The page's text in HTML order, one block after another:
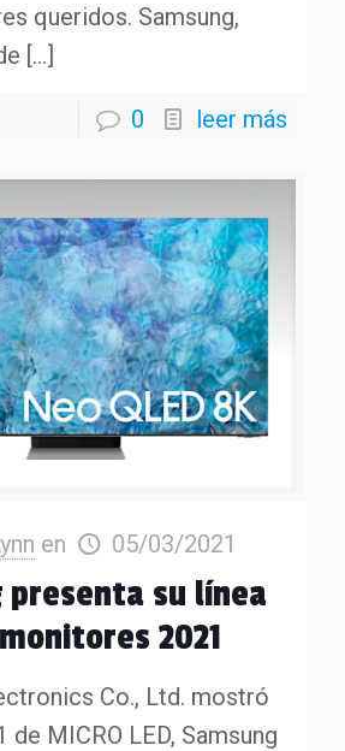
queridos. Samsung,
[…]
0 leer más
en 05/03/2021
presenta su línea
2021
Co., Ltd. mostró
de MICRO LED, Samsung